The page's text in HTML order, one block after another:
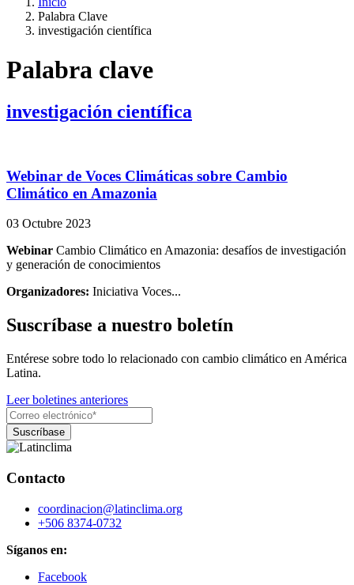
Palabra Clave
investigación científica
Palabra clave
investigación científica
Webinar de Voces Climáticas sobre Cambio
Climático en Amazonia
03 Octubre 2023
Webinar Cambio Climático en Amazonia: desafíos de investigación
y generación de conocimientos
Organizadores: Iniciativa Voces...
Suscríbase a nuestro boletín
Entérese sobre todo lo relacionado con cambio climático en América
Latina.
Leer boletines anteriores
Contacto
coordinacion@latinclima.org
+506 8374-0732
Síganos en:
Facebook